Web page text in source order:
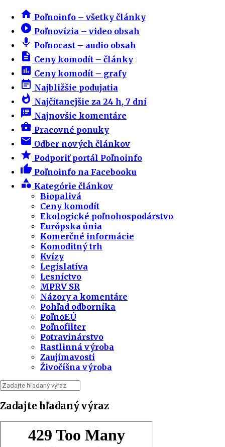
home Poľnoinfo – všetky články
play_circle_filled Poľnovízia – video obsah
mic Poľnocast – audio obsah
description Ceny komodít – články
insert_chart Ceny komodít – grafy
event_note Najbližšie podujatia
whatshot Najčítanejšie za 24 h, 7 dní
speaker_notes Najnovšie komentáre
business_center Pracovné ponuky
email Odber nových článkov
star Podporiť portál Poľnoinfo
thumb_up Poľnoinfo na Facebooku
category Kategórie článkov
Biopalivá
Ceny komodít
Ekologické poľnohospodárstvo
Európska únia
Komerčné informácie
Komoditný trh
Kvízy
Legislatíva
Lesníctvo
MPRV SR
Názory a komentáre
Pohľad odborníka
PoľnoEÚ
Poľnofilter
Potravinárstvo
Rastlinná výroba
Zaujímavosti
Živočíšna výroba
Zadajte hľadaný výraz